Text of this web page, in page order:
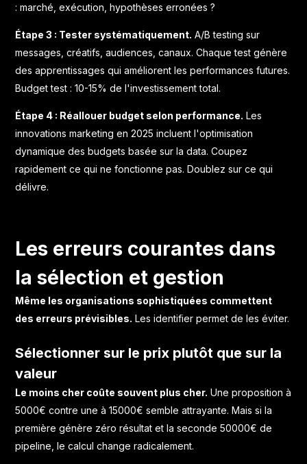
: marché, exécution, hypothèses erronées ?
Étape 3 : Tester systématiquement. A/B testing sur
messages, créatifs, audiences, canaux. Chaque test génère
des apprentissages qui améliorent les performances futures.
Budget test : 10-15% de l'investissement total.
Étape 4 : Réallouer budget selon performance. Les
innovations marketing en 2025 incluent l'optimisation
dynamique des budgets basée sur la data. Coupez
rapidement ce qui ne fonctionne pas. Doublez sur ce qui
délivre.
Les erreurs courantes dans
la sélection et gestion
Même les organisations sophistiquées commettent
des erreurs prévisibles. Les identifier permet de les éviter.
Sélectionner sur le prix plutôt que sur la
valeur
Le moins cher coûte souvent plus cher. Une proposition à
5000€ contre une à 15000€ semble attrayante. Mais si la
première génère zéro résultat et la seconde 50000€ de
pipeline, le calcul change radicalement.